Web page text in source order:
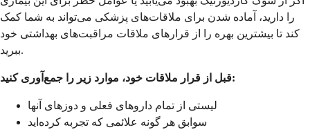
را دارید، آماده شدن برای ملاقات‌های پزشکی می‌تواند به شما کمک
کند تا بیشترین بهره را از قرارهای ملاقات مراقبت‌های بهداشتی خود
ببرید.
قبل از قرار ملاقات خود، موارد زیر را جمع‌آوری کنید:
لیستی از تمام داروهای فعلی و دوزهای آنها
سوابق هر گونه علائمی که تجربه کرده‌اید